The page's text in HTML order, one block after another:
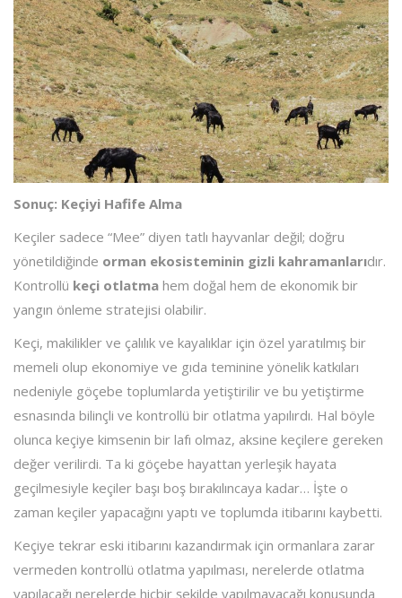
Sonuç: Keçiyi Hafife Alma
Keçiler sadece “Mee” diyen tatlı hayvanlar değil; doğru
yönetildiğinde orman ekosisteminin gizli kahramanlarıdır.
Kontrollü keçi otlatma hem doğal hem de ekonomik bir
yangın önleme stratejisi olabilir.
Keçi, makilikler ve çalılık ve kayalıklar için özel yaratılmış bir
memeli olup ekonomiye ve gıda teminine yönelik katkıları
nedeniyle göçebe toplumlarda yetiştirilir ve bu yetiştirme
esnasında bilinçli ve kontrollü bir otlatma yapılırdı. Hal böyle
olunca keçiye kimsenin bir lafı olmaz, aksine keçilere gereken
değer verilirdi. Ta ki göçebe hayattan yerleşik hayata
geçilmesiyle keçiler başı boş bırakılıncaya kadar… İşte o
zaman keçiler yapacağını yaptı ve toplumda itibarını kaybetti.
Keçiye tekrar eski itibarını kazandırmak için ormanlara zarar
vermeden kontrollü otlatma yapılması, nerelerde otlatma
yapılacağı nerelerde hiçbir şekilde yapılmayacağı konusunda